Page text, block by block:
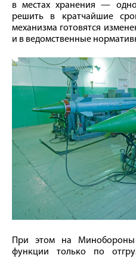
в местах хранения —
решить в кратчайшие
механизма готовятся
и в ведомственные
При этом на Минобороны
функции только по